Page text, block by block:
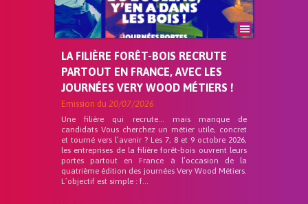
LA FILIÈRE FORÊT-BOIS RECRUTE
PARTOUT EN FRANCE, AVEC LES
JOURNÉES VERY WOOD MÉTIERS !
Emission du 20/07/2026
Une filière qui recrute… mais manque de
candidats Vous cherchez un métier utile, concret
et tourné vers l’avenir ? Les 7, 8 et 9 octobre 2026,
les entreprises de la filière forêt-bois ouvrent leurs
portes partout en France à l’occasion de la
quatrième édition des journées Very Wood Métiers.
L’objectif est simple : f...